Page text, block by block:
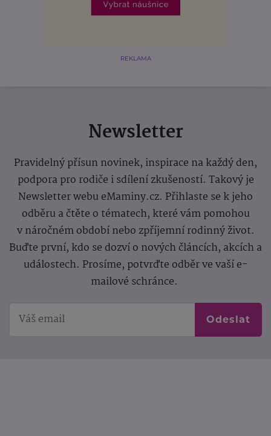
REKLAMA
Newsletter
Pravidelný přísun novinek, inspirace na každý den,
podpora pro rodiče i sdílení zkušeností. Takový je
Newsletter webu eMaminy.cz. Přihlaste se k jeho
odběru a čtěte o tématech, které vám pomohou
v náročném období nebo zpříjemní rodinný život.
Buďte první, kdo se dozví o nových článcích, akcích a
událostech. Prosíme, potvrďte odběr ve vaší e-
mailové schránce.
Odeslat